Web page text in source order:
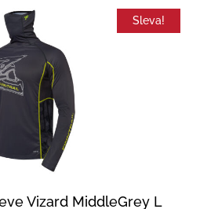
Sleva!
Vizard MiddleGrey L